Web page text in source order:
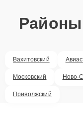
Вахитовский
Московский Ново-
Приволжский